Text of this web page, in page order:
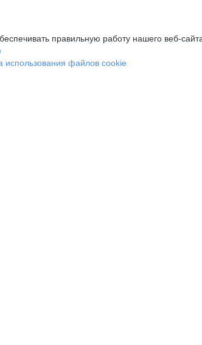
правильную работу нашего веб-
использования файлов cookie